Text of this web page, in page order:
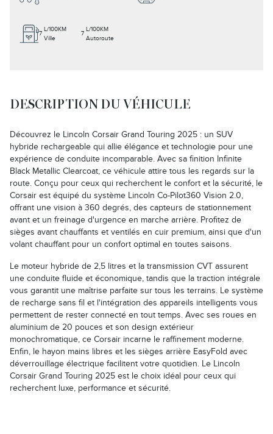
7
L/100KM
Ville
7
L/100KM
Autoroute
DESCRIPTION DU VÉHICULE
Découvrez le Lincoln Corsair Grand Touring 2025 : un SUV
hybride rechargeable qui allie élégance et technologie pour une
expérience de conduite incomparable. Avec sa finition Infinite
Black Metallic Clearcoat, ce véhicule attire tous les regards sur la
route. Conçu pour ceux qui recherchent le confort et la sécurité, le
Corsair est équipé du système Lincoln Co-Pilot360 Vision 2.0,
offrant une vision à 360 degrés, des capteurs de stationnement
avant et un freinage d'urgence en marche arrière. Profitez de
sièges avant chauffants et ventilés en cuir premium, ainsi que d'un
volant chauffant pour un confort optimal en toutes saisons.
Le moteur hybride de 2,5 litres et la transmission CVT assurent
une conduite fluide et économique, tandis que la traction intégrale
vous garantit une maîtrise parfaite sur tous les terrains. Le système
de recharge sans fil et l'intégration des appareils intelligents vous
permettent de rester connecté en tout temps. Avec ses roues en
aluminium de 20 pouces et son design extérieur
monochromatique, ce Corsair incarne le raffinement moderne.
Enfin, le hayon mains libres et les sièges arrière EasyFold avec
déverrouillage électrique facilitent votre quotidien. Le Lincoln
Corsair Grand Touring 2025 est le choix idéal pour ceux qui
recherchent luxe, performance et sécurité.